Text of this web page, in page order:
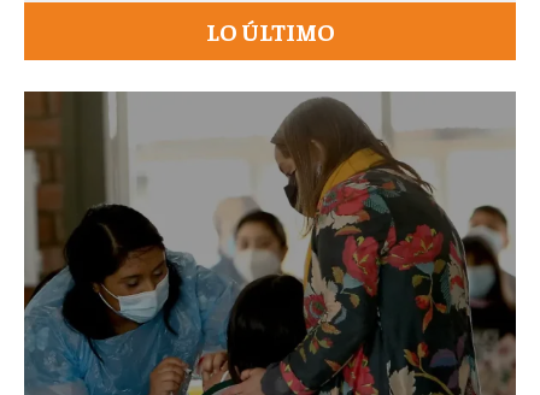
LO ÚLTIMO